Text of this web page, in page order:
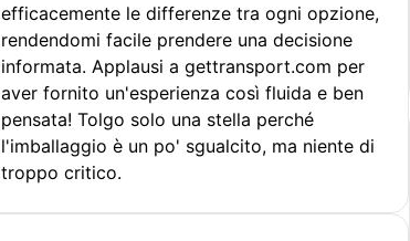
efficacemente le differenze tra ogni opzione,
rendendomi facile prendere una decisione
informata. Applausi a gettransport.com per
aver fornito un'esperienza così fluida e ben
pensata! Tolgo solo una stella perché
l'imballaggio è un po' sgualcito, ma niente di
troppo critico.